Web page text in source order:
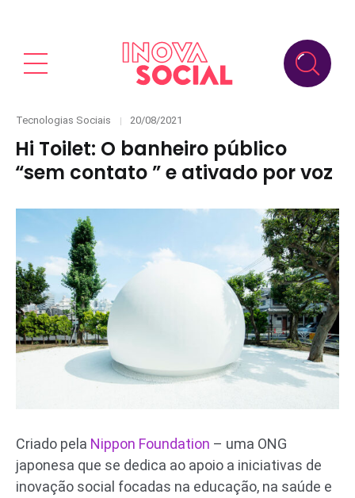
Categories
Tecnologias Sociais
Posted
20/08/2021
Hi Toilet: O banheiro público
“sem contato ” e ativado por voz
Criado pela Nippon Foundation – uma ONG
japonesa que se dedica ao apoio a iniciativas de
inovação social focadas na educação, na saúde e